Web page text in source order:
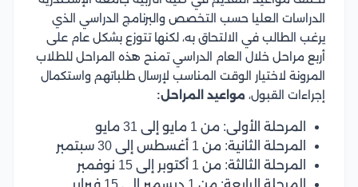
الدراسات العليا حسب التخصص والبرنامج الدراسي الذي
يرغب الطالب في الالتحاق به، لكنها تتوزع بشكل عام على
أربع مراحل خلال العام الدراسي تمنح هذه المراحل للطلاب
المرونة لاختيار الوقت المناسب لإرسال طلباتهم واستكمال
إجراءات القبول، مواعيد المراحل:
المرحلة الأولى: من 1 مايو إلى 31 مايو
المرحلة الثانية: من 1 أغسطس إلى 30 سبتمبر
المرحلة الثالثة: من 1 أكتوبر إلى 15 نوفمبر
المرحلة الرابعة: من 1 ديسمبر إلى 15 فبراير